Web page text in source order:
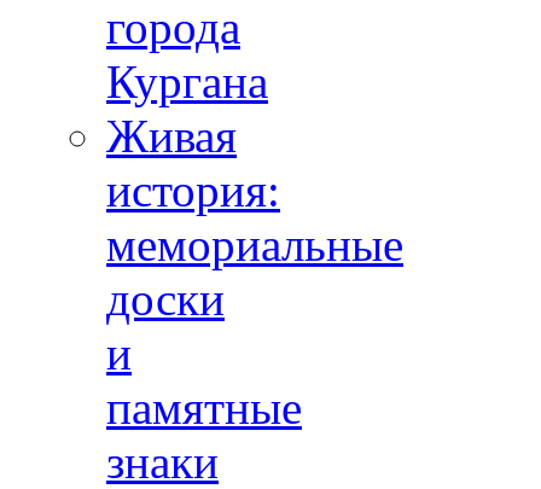
города
Кургана
Живая
история:
мемориальные
доски
и
памятные
знаки